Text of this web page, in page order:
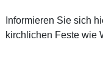
Informieren Sie sich
kirchlichen Feste wie